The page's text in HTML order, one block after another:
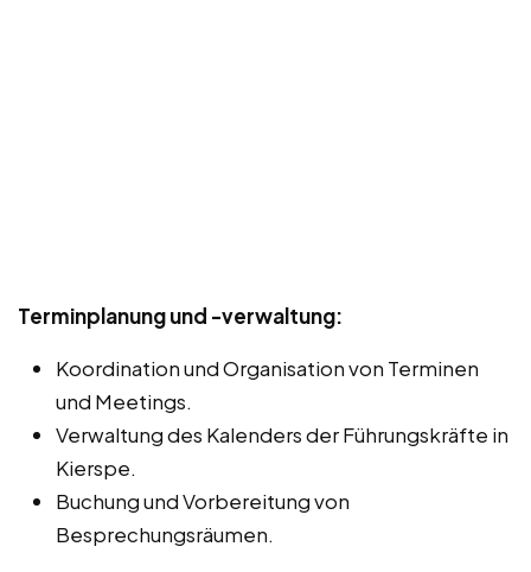
Terminplanung und -verwaltung:
Koordination und Organisation von Terminen
und Meetings.
Verwaltung des Kalenders der Führungskräfte in
Kierspe.
Buchung und Vorbereitung von
Besprechungsräumen.